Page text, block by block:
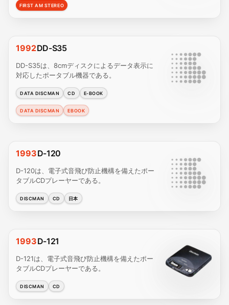
FIRST AM STEREO
1992DD-S35
DD-S35は、8cmディスクによるデータ表示に
対応したポータブル機器である。
DATA DISCMAN CD E-BOOK
DATA DISCMAN EBOOK
1993D-120
D-120は、電子式音飛び防止機構を備えたポー
タブルCDプレーヤーである。
DISCMAN CD 日本
1993D-121
D-121は、電子式音飛び防止機構を備えたポー
タブルCDプレーヤーである。
DISCMAN CD